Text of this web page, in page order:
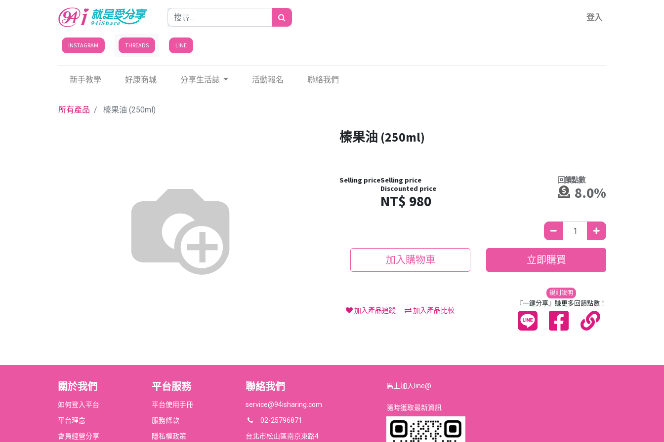
登入
INSTAGRAM THREADS LINE
新手教學 好康商城 分享生活誌 活動報名 聯絡我們
所有產品 榛果油 (250ml)
榛果油 (250ml)
Selling priceSelling price
Discounted price
NT$ 980
回饋點數
8.0%
加入購物車 立即購買
加入產品追蹤 加入產品比較
規則說明
『一鍵分享』賺更多回饋點數！
關於我們
如何登入平台
平台理念
會員經營分享
平台服務
平台使用手冊
服務條款
隱私權政策
聯絡我們
service@94isharing.com
02-25796871
台北市松山區南京東路4
馬上加入line@
隨時獲取最新資訊